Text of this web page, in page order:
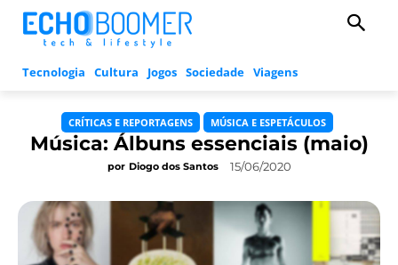
Tecnologia Cultura Jogos Sociedade Viagens
CRÍTICAS E REPORTAGENS MÚSICA E ESPETÁCULOS
Música: Álbuns essenciais (maio)
por Diogo dos Santos 15/06/2020